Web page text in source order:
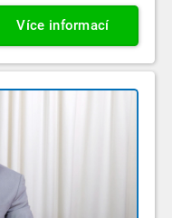
Více informací